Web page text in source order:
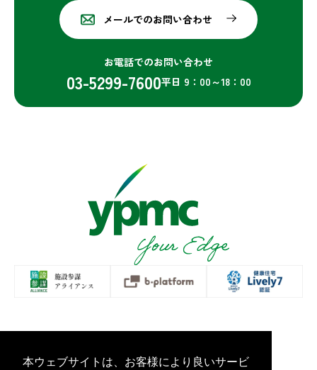
メールでのお問い合わせ
お電話でのお問い合わせ
03-5299-7600平日 9：00～18：00
プライバシーポリシー 情報セキュリティ基本方針
本ウェブサイトは、お客様により良いサービ